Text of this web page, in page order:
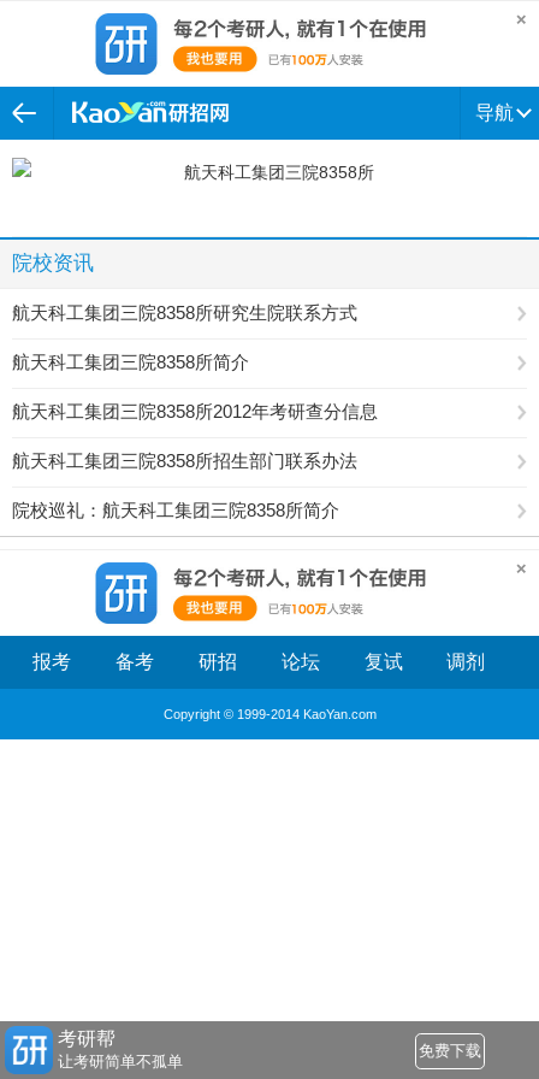
导航
院校资讯
航天科工集团三院8358所研究生院联系方式
航天科工集团三院8358所简介
航天科工集团三院8358所2012年考研查分信息
航天科工集团三院8358所招生部门联系办法
院校巡礼：航天科工集团三院8358所简介
报考 备考 研招 论坛 复试 调剂
Copyright © 1999-2014 KaoYan.com
考研帮
让考研简单不孤单
免费下载